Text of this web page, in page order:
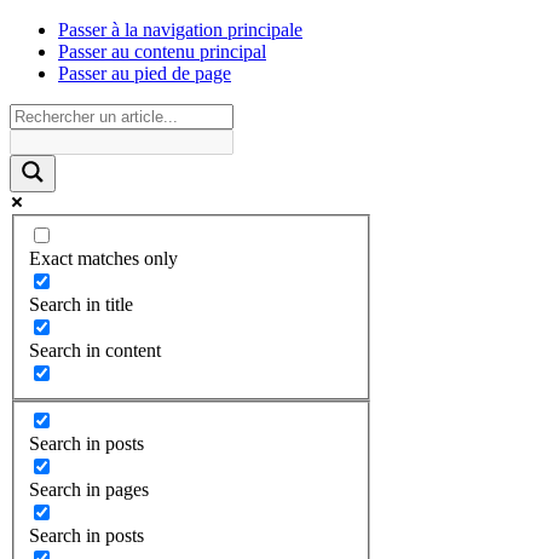
Passer à la navigation principale
Passer au contenu principal
Passer au pied de page
Exact matches only
Search in title
Search in content
Search in posts
Search in pages
Search in posts